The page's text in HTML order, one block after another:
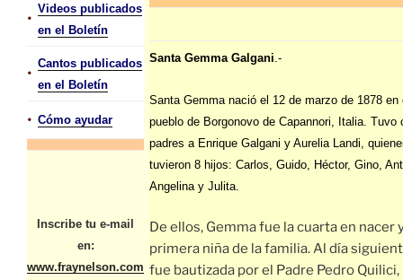
•
Videos publicados
en el Boletín
•
Cantos publicados
en el Boletín
• Cómo ayudar
Inscribe tu e-mail
en:
www.fraynelson.com
Santa Gemma Galgani.-
Santa Gemma nació el 12 de marzo de 1878 en
pueblo de Borgonovo de Capannori, Italia. Tuvo
padres a Enrique Galgani y Aurelia Landi,
tuvieron 8 hijos: Carlos, Guido, Héctor, Gino,
Angelina y Julita.
De ellos, Gemma fue la cuarta en nacer
primera niña de la familia. Al día
fue bautizada por el Padre Pedro Quilici,